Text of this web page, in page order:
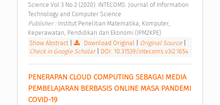
Science Vol 3 No 2 (2020): INTECOMS: Journal of Information
Technology and Computer Science
Publisher : Institut Penelitian Matematika, Komputer,
Keperawatan, Pendidikan dan Ekonomi (IPM2KPE)
Show Abstract
Download Original Original Source
Check in Google Scholar
DOI: 10.31539/intecoms.v3i2.1654
PENERAPAN CLOUD COMPUTING SEBAGAI MEDIA
PEMBELAJARAN BERBASIS ONLINE MASA PANDEMI
COVID-19